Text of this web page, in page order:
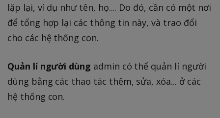
lặp lại, ví dụ như tên, họ.... Do đó, cần có một nơi
để tổng hợp lại các thông tin này, và trao đổi
cho các hệ thống con.
Quản lí người dùng admin có thể quản lí người
dùng bằng các thao tác thêm, sửa, xóa... ở các
hệ thống con.